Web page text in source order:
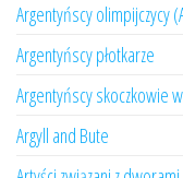
Argentyńscy olimpijczycy
Argentyńscy płotkarze
Argentyńscy skoczkowie
Argyll and Bute